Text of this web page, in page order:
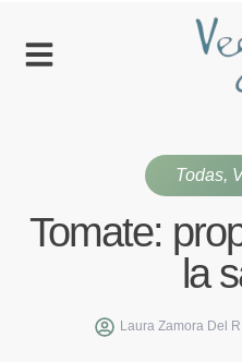
Todas,
Tomate:
la
Laura Zamora Del